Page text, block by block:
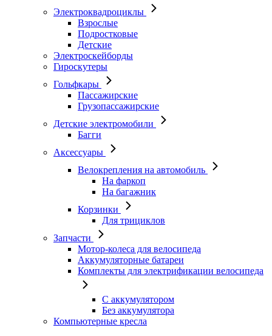
Электроквадроциклы
Взрослые
Подростковые
Детские
Электроскейборды
Гироскутеры
Гольфкары
Пассажирские
Грузопассажирские
Детские электромобили
Багги
Аксессуары
Велокрепления на автомобиль
На фаркоп
На багажник
Корзинки
Для трициклов
Запчасти
Мотор-колеса для велосипеда
Аккумуляторные батареи
Комплекты для электрификации велосипеда
С аккумулятором
Без аккумулятора
Компьютерные кресла